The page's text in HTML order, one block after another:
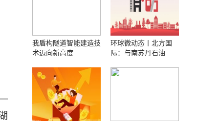
—
我盾构隧道智能建造技
术迈向新高度
环球微动态丨北方国
际：与南苏丹石油